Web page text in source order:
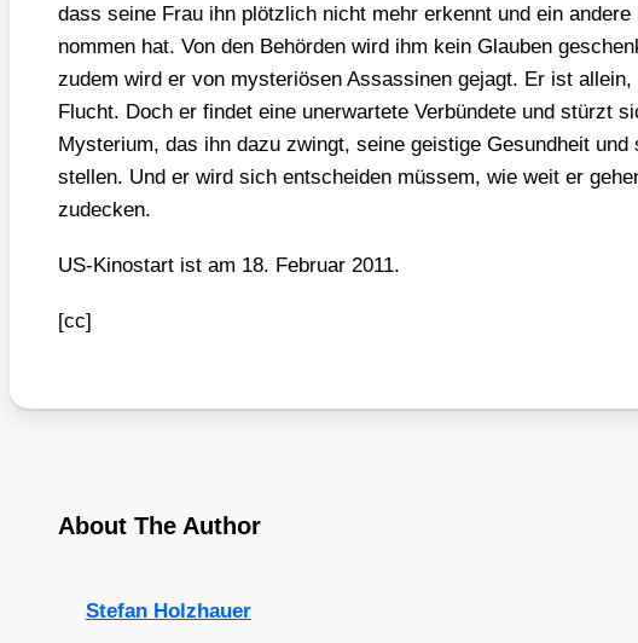
dass sei­ne Frau ihn plötz­lich nicht mehr erkennt und ein
nom­men hat. Von den Behör­den wird ihm kein Glau­ben
zudem wird er von mys­te­riö­sen Ass­as­si­nen gejagt. Er ist
Flucht. Doch er fin­det eine uner­war­te­te Ver­bün­de­te und stürzt
Mys­te­ri­um, das ihn dazu zwingt, sei­ne geis­ti­ge Gesund­heit
stel­len. Und er wird sich ent­schei­den müs­sem, wie weit er
zu­de­cken.
US-Kino­start ist am 18. Febru­ar 2011.
[cc]
About The Author
Stefan Holzhauer